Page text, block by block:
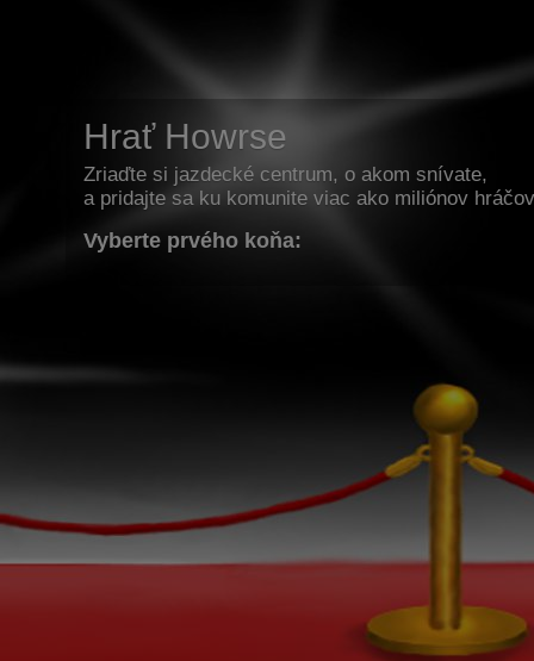
Hrať Howrse
Zriaďte si jazdecké centrum, o akom snívate,
a pridajte sa ku komunite viac ako miliónov
Vyberte prvého koňa: